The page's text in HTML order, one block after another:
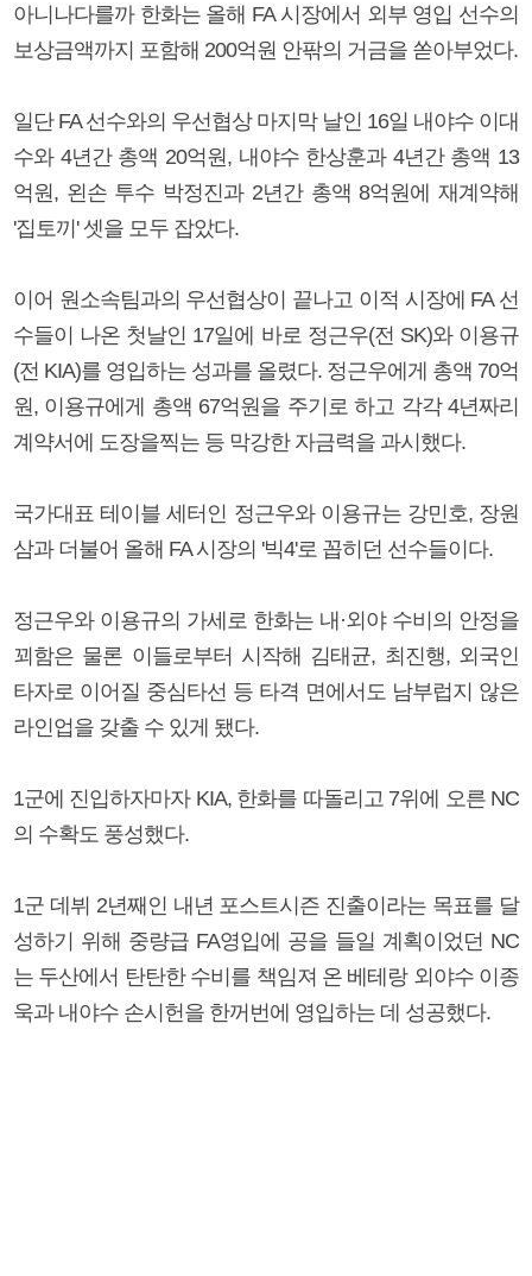
아니나다를까 한화는 올해 FA 시장에서 외부 영입 선수의
보상금액까지 포함해 200억원 안팎의 거금을 쏟아부었다.
일단 FA 선수와의 우선협상 마지막 날인 16일 내야수 이대
수와 4년간 총액 20억원, 내야수 한상훈과 4년간 총액 13
억원, 왼손 투수 박정진과 2년간 총액 8억원에 재계약해
'집토끼' 셋을 모두 잡았다.
이어 원소속팀과의 우선협상이 끝나고 이적 시장에 FA 선
수들이 나온 첫날인 17일에 바로 정근우(전 SK)와 이용규
(전 KIA)를 영입하는 성과를 올렸다. 정근우에게 총액 70억
원, 이용규에게 총액 67억원을 주기로 하고 각각 4년짜리
계약서에 도장을찍는 등 막강한 자금력을 과시했다.
국가대표 테이블 세터인 정근우와 이용규는 강민호, 장원
삼과 더불어 올해 FA 시장의 '빅4'로 꼽히던 선수들이다.
정근우와 이용규의 가세로 한화는 내·외야 수비의 안정을
꾀함은 물론 이들로부터 시작해 김태균, 최진행, 외국인
타자로 이어질 중심타선 등 타격 면에서도 남부럽지 않은
라인업을 갖출 수 있게 됐다.
1군에 진입하자마자 KIA, 한화를 따돌리고 7위에 오른 NC
의 수확도 풍성했다.
1군 데뷔 2년째인 내년 포스트시즌 진출이라는 목표를 달
성하기 위해 중량급 FA영입에 공을 들일 계획이었던 NC
는 두산에서 탄탄한 수비를 책임져 온 베테랑 외야수 이종
욱과 내야수 손시헌을 한꺼번에 영입하는 데 성공했다.